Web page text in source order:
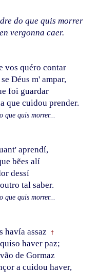
do que quis morrer
vergonna caer.
vos quéro contar
Déus m' ampar,
foi guardar
que cuidou prender.
que quis morrer...
aprendí,
bẽes alí
dessí
tal saber.
que quis morrer...
havía assaz †
haver paz;
de Gormaz
a cuidou haver,